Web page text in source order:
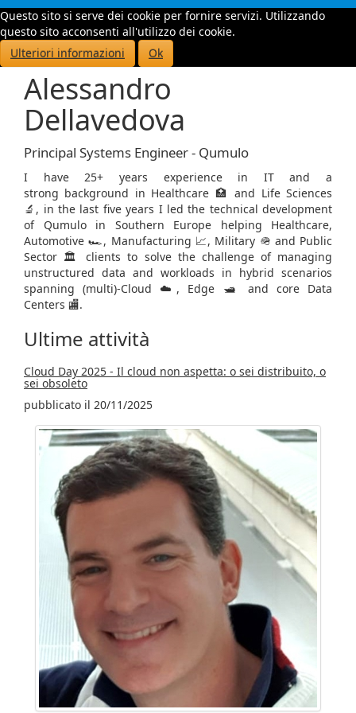
Questo sito si serve dei cookie per fornire servizi. Utilizzando
questo sito acconsenti all'utilizzo dei cookie.
Ulteriori informazioni
Ok
Toggle
Alessandro
Dellavedova
Principal Systems Engineer - Qumulo
I have 25+ years experience in IT and a
strong background in Healthcare 🏥 and Life Sciences
🔬, in the last five years I led the technical development
of Qumulo in Southern Europe helping Healthcare,
Automotive 🏎️, Manufacturing 📈, Military 🪖 and Public
Sector 🏛️ clients to solve the challenge of managing
unstructured data and workloads in hybrid scenarios
spanning (multi)-Cloud ☁️, Edge 🛥️ and core Data
Centers 🏬.
Ultime attività
Cloud Day 2025 - Il cloud non aspetta: o sei distribuito, o
sei obsoleto
pubblicato il 20/11/2025